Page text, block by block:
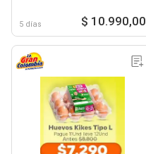
5 días $ 10.990,00